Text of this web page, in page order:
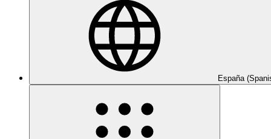
España